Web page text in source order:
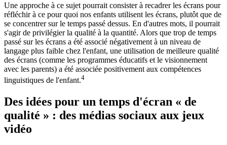
Une approche à ce sujet pourrait consister à recadrer les écrans pour
réfléchir à ce pour quoi nos enfants utilisent les écrans, plutôt que de
se concentrer sur le temps passé dessus. En d'autres mots, il pourrait
s'agir de privilégier la qualité à la quantité. Alors que trop de temps
passé sur les écrans a été associé négativement à un niveau de
langage plus faible chez l'enfant, une utilisation de meilleure qualité
des écrans (comme les programmes éducatifs et le visionnement
avec les parents) a été associée positivement aux compétences
linguistiques de l'enfant.4
Des idées pour un temps d'écran « de
qualité » : des médias sociaux aux jeux
vidéo